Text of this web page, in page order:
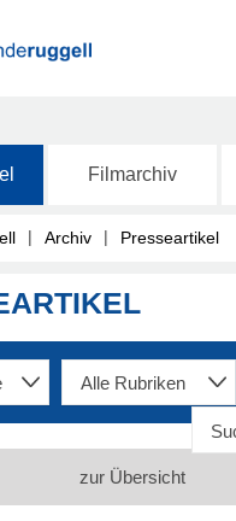
Filmarchiv
| Archiv | Presseartikel
zur Übersicht